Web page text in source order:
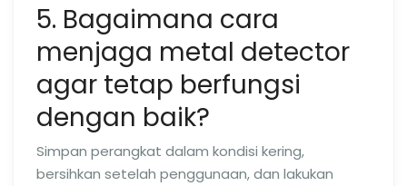
5. Bagaimana cara
menjaga metal detector
agar tetap berfungsi
dengan baik?
Simpan perangkat dalam kondisi kering,
bersihkan setelah penggunaan, dan lakukan